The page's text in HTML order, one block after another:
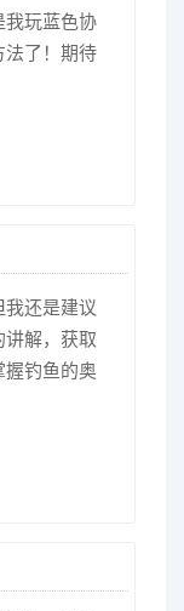
我玩蓝色协
法了！期待
我还是建议
解，获取
钓鱼的奥